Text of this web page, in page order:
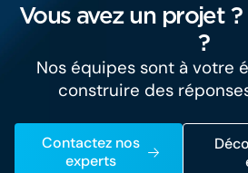
Vous avez un projet
?
Nos équipes sont à votre
construire des
Contactez nos
experts